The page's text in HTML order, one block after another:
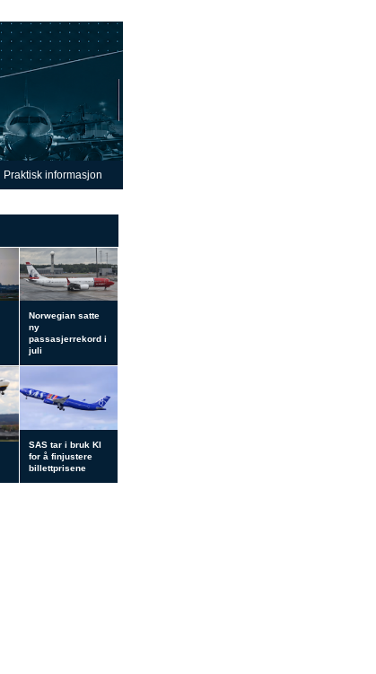
Praktisk informasjon
Norwegian satte
ny
passasjerrekord i
juli
SAS tar i bruk KI
for å finjustere
billettprisene